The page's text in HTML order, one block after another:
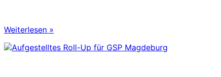
Weiterlesen »